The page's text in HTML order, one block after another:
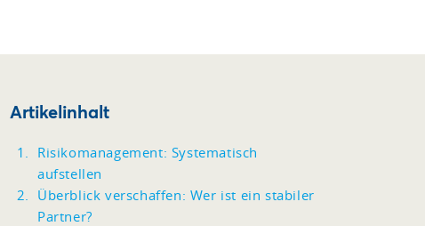
Artikelinhalt
Risikomanagement: Systematisch
aufstellen
Überblick verschaffen: Wer ist ein stabiler
Partner?